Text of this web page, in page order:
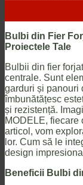
Bulbi din Fier
Proiectele Tale
Bulbii din fier
centrale. Sunt
garduri și panouri
îmbunătățesc
și rezistență.
MODELE, fiecare
articol, vom
lor. Cum să le
design
Beneficii Bulbi